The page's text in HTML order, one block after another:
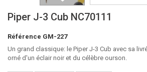
Piper J-3 Cub NC70111
Référence GM-227
Un grand classique: le Piper J-3 Cub avec sa
orné d'un éclair noir et du célèbre ourson.